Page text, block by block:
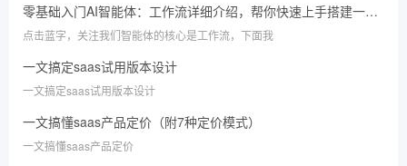
零基础入门AI智能体：工作流详细介绍，帮你快速上手搭建一个简单的工作流
点击蓝字，关注我们智能体的核心是工作流，下面我
一文搞定saas试用版本设计
一文搞定saas试用版本设计
一文搞懂saas产品定价（附7种定价模式）
一文搞懂saas产品定价